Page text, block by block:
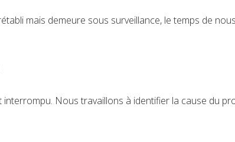
mais demeure sous surveillance, le temps de
interrompu. Nous travaillons à identifier la cause du